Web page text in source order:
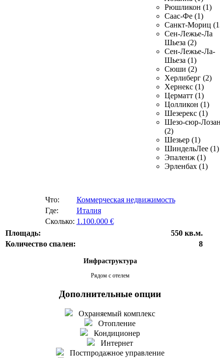
Рюшликон (1)
Саас-Фе (1)
Санкт-Мориц
Сен-Лежье-Ла
Шьеза (2)
Сен-Лежье-Ла-
Шьеза (1)
Сюши (2)
Херлиберг (2)
Хернекс (1)
Церматт (1)
Цолликон (1)
Шезерекс (1)
Шезо-сюр-
(2)
Шезьер (1)
ШиндельЛее (1)
Эпаленж (1)
Эрленбах (1)
Что:
Коммерческая недвижимость
Где:
Италия
Сколько: 1.100.000 €
Площадь:
550 кв.м.
Количество спален:
8
Инфраструктура
Рядом с отелем
Дополнительные опции
Охраняемый комплекс
Отопление
Кондиционер
Интернет
Постпродажное управление